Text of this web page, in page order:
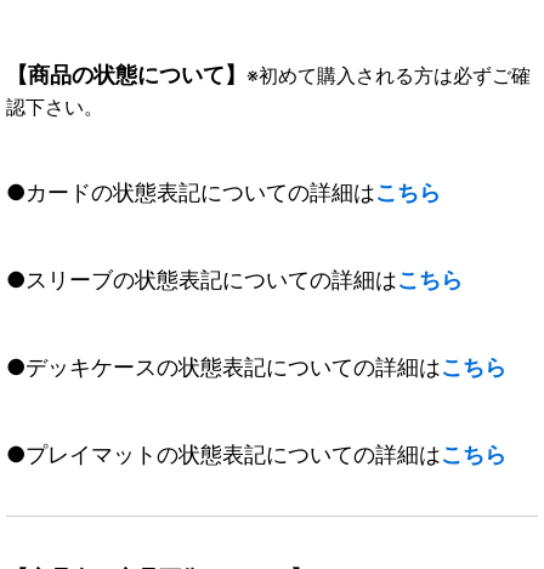
【商品の状態について】 ※初めて購入される方は必ずご確
認下さい。
●カードの状態表記についての詳細はこちら
●スリーブの状態表記についての詳細はこちら
●デッキケースの状態表記についての詳細はこちら
●プレイマットの状態表記についての詳細はこちら